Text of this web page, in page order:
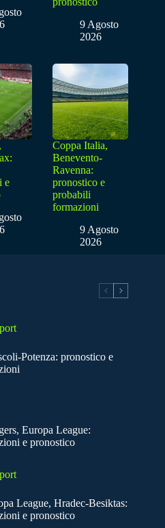
9 Agosto
2026
e
Coppa Italia,
Benevento-
Ravenna:
pronostico e
probabili
formazioni
9 Agosto
2026
Potenza: pronostico e
Europa League:
e pronostico
League, Hradec-Besiktas:
e pronostico